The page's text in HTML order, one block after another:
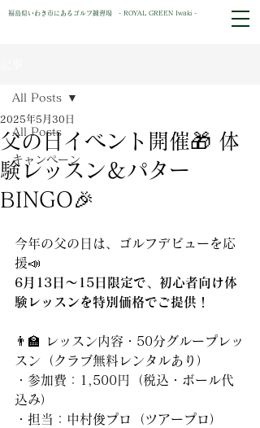
福島県いわき市にあるゴルフ練習場 - ROYAL GREEN Iwaki -
All Posts
キャンペーン
All Posts
父の日イベント開催🎁 体
験レッスン＆パター
BINGO🎉
2025年5月30日
今年の父の日は、ゴルフデビューを応
援📣
6月13日～15日限定で、初心者向け体
験レッスンを特別価格でご提供！
👨‍🏫 レッスン内容・50分グループレッ
スン（クラブ無料レンタルあり）
・参加費：1,500円（税込・ボール代
込み）
・担当：中村俊プロ（ツアープロ）